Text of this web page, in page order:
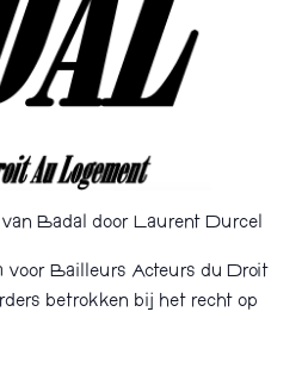
Badal door Laurent Durcel
voor Bailleurs Acteurs du Droit
betrokken bij het recht op